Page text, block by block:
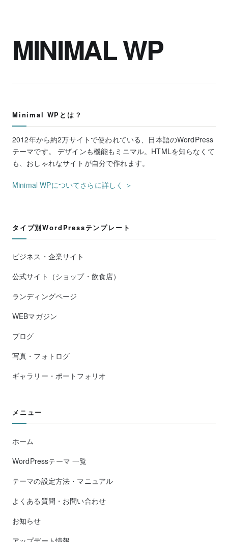
MINIMAL WP
Minimal WPとは？
2012年から約2万サイトで使われている、日本語のWordPress
テーマです。 デザインも機能もミニマル。HTMLを知らなくて
も、おしゃれなサイトが自分で作れます。
Minimal WPについてさらに詳しく ＞
タイプ別WordPressテンプレート
ビジネス・企業サイト
公式サイト（ショップ・飲食店）
ランディングページ
WEBマガジン
ブログ
写真・フォトログ
ギャラリー・ポートフォリオ
メニュー
ホーム
WordPressテーマ 一覧
テーマの設定方法・マニュアル
よくある質問・お問い合わせ
お知らせ